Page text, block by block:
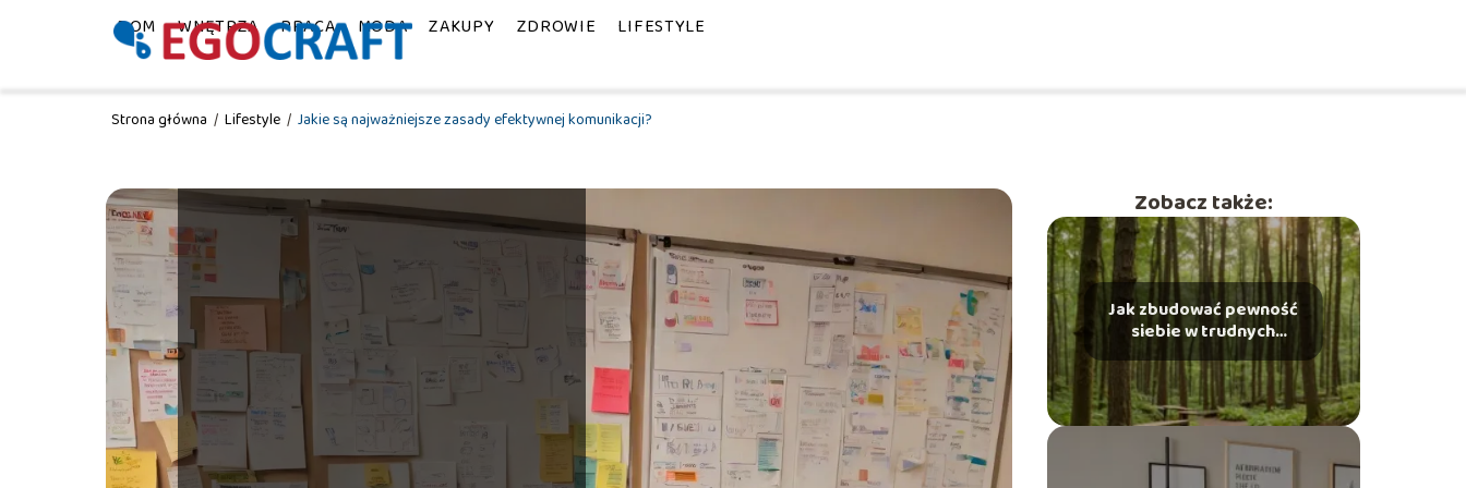
DOM WNĘTRZA PRACA MODA ZAKUPY ZDROWIE LIFESTYLE
Strona główna / Lifestyle / Jakie są najważniejsze zasady efektywnej komunikacji?
Zobacz także:
Jak zbudować pewność
siebie w trudnych
sytuacjach?